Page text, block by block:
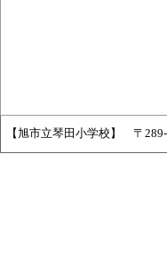
【旭市立琴田小学校】 〒